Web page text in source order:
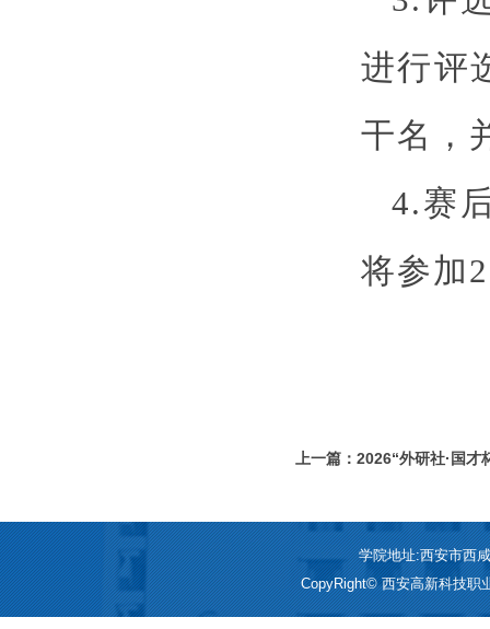
进行评
干名，
4.赛
将参加
上一篇：2026“外研社·国
学院地址:西安市西
CopyRight© 西安高新科技职